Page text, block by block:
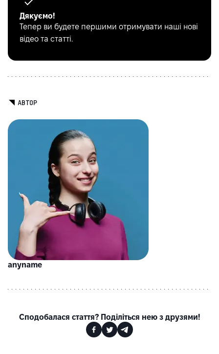
Дякуємо!
Тепер ви будете першими отримувати наші нові
відео та статті.
АВТОР
anyname
Сподобалася стаття? Поділіться нею з друзями!